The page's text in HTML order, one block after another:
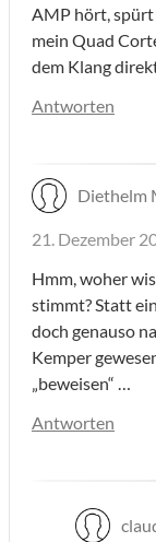
AMP hört, spürt
mein Quad
dem Klang
Antworten
Diethelm
21. Dezember
Hmm, woher
stimmt? Statt
doch genauso
Kemper
„beweisen“ …
Antworten